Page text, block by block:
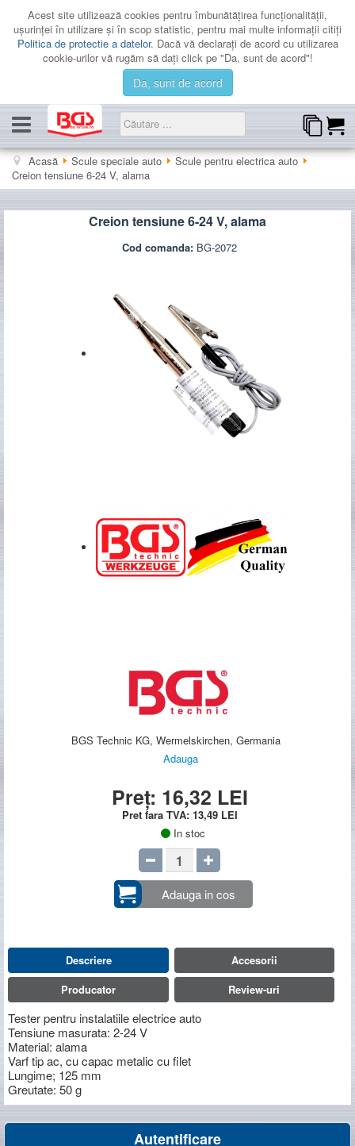
Acest site utilizează cookies pentru îmbunătăţirea funcţionalităţii,
uşurinţei în utilizare şi în scop statistic, pentru mai multe informaţii citiţi
Politica de protectie a datelor. Dacă vă declaraţi de acord cu utilizarea
cookie-urilor vă rugăm să daţi click pe "Da, sunt de acord"!
Da, sunt de acord
CATEGORII
PROMOTII
LICHIDARE
Acasă Scule speciale auto
Scule pentru electrica auto
Creion tensiune 6-24 V, alama
Creion tensiune 6-24 V, alama
Cod comanda: BG-2072
BGS Technic KG, Wermelskirchen, Germania
Adauga
Preț: 16,32 LEI
Pret fara TVA: 13,49 LEI
In stoc
Adauga in cos
Descriere
Tester pentru instalatiile electrice auto
Tensiune masurata: 2-24 V
Material: alama
Varf tip ac, cu capac metalic cu filet
Lungime; 125 mm
Greutate: 50 g
Accesorii
Producator
Review-uri
Autentificare